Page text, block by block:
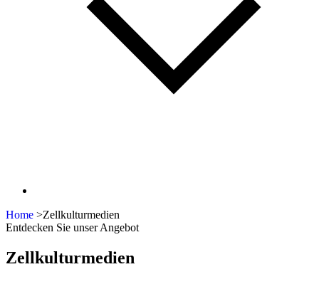
Home >Zellkulturmedien
Entdecken Sie unser Angebot
Zellkulturmedien